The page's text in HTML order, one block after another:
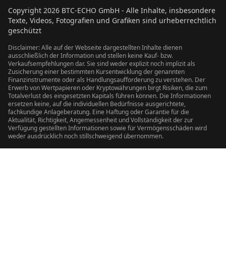
Copyright 2026 BTC-ECHO GmbH - Alle Inhalte, insbesondere
Texte, Videos, Fotografien und Grafiken sind urheberrechtlich
geschützt
Disclaimer: Alle auf der Webseite dargestellten Inhalte dienen
ausschließlich der Information und stellen keine Kauf- bzw.
Verkaufsempfehlungen dar. Sie sind weder explizit noch implizit als
Zusicherung einer bestimmten Kursentwicklung der genannten
Finanzinstrumente oder als Handlungsaufforderung zu verstehen. Der
Erwerb von Wertpapieren oder Kryptowährungen birgt Risiken, die zum
Totalverlust des eingesetzten Kapitals führen können. Die Informationen
ersetzen keine, auf die individuellen Bedürfnisse ausgerichtete,
fachkundige Anlageberatung. Eine Haftung oder Garantie für die
Aktualität, Richtigkeit, Angemessenheit und Vollständigkeit der zur
Verfügung gestellten Informationen sowie für Vermögensschäden wird
weder ausdrücklich noch stillschweigend übernommen.